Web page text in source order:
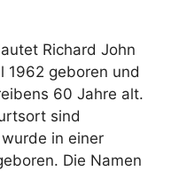
Richard John
1962 geboren und
60 Jahre alt.
sind
in einer
Die Namen